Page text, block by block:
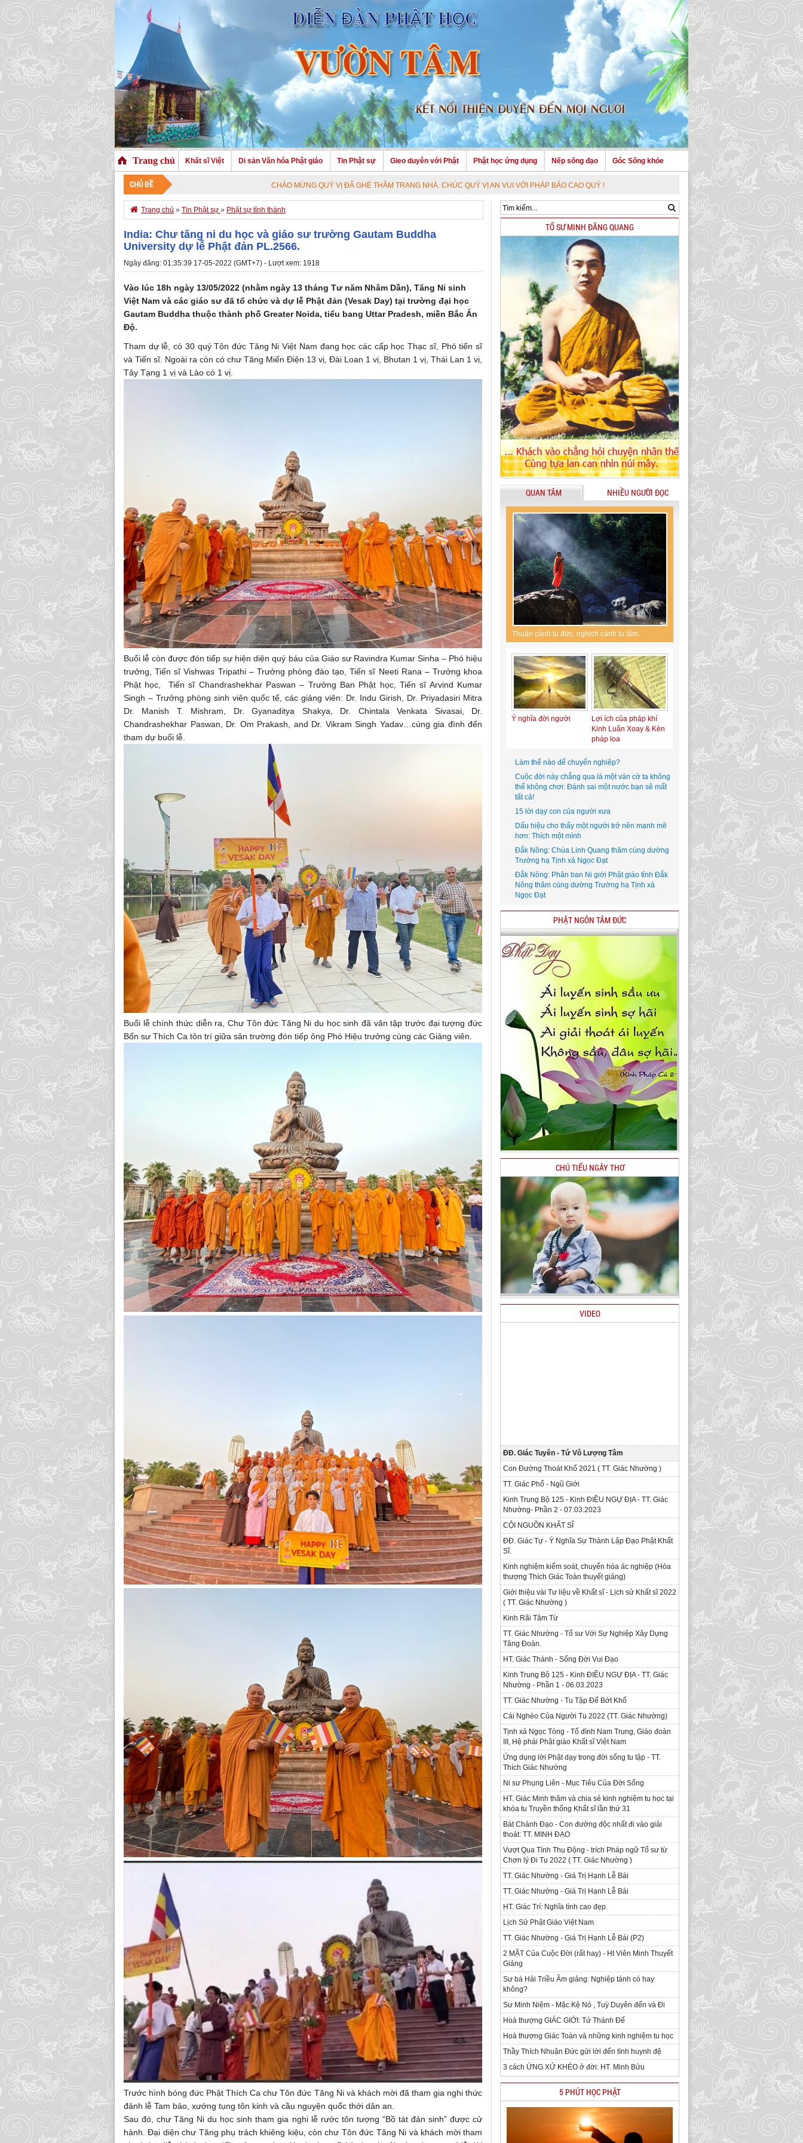
Trang chủ Khất sĩ Việt Di sản Văn hóa Phật giáo Tin Phật sự Gieo duyên với Phật Phật học ứng dụng Nếp sống đạo Góc Sống khỏe
CHỦ ĐỀ CHÀO MỪNG QUÝ VỊ ĐÃ GHÉ THĂM TRANG NHÀ. CHÚC QUÝ VỊ AN VUI VỚI PHÁP BẢO CAO QUÝ !
 Trang chủ » Tin Phật sự » Phật sự tỉnh thành
India: Chư tăng ni du học và giáo sư trường Gautam Buddha
University dự lễ Phật đản PL.2566.
Ngày đăng: 01:35:39 17-05-2022 (GMT+7) - Lượt xem: 1918
Vào lúc 18h ngày 13/05/2022 (nhằm ngày 13 tháng Tư năm Nhâm Dần), Tăng Ni sinh
Việt Nam và các giáo sư đã tổ chức và dự lễ Phật đản (Vesak Day) tại trường đại học
Gautam Buddha thuộc thành phố Greater Noida, tiểu bang Uttar Pradesh, miền Bắc Ấn
Độ.
Tham dự lễ, có 30 quý Tôn đức Tăng Ni Việt Nam đang học các cấp học Thạc sĩ, Phó tiến sĩ
và Tiến sĩ. Ngoài ra còn có chư Tăng Miến Điện 13 vị, Đài Loan 1 vị, Bhutan 1 vị, Thái Lan 1 vị,
Tây Tạng 1 vị và Lào có 1 vị.
Buổi lễ còn được đón tiếp sự hiện diện quý báu của Giáo sư Ravindra Kumar Sinha – Phó hiệu
trưởng, Tiến sĩ Vishwas Tripathi – Trưởng phòng đào tạo, Tiến sĩ Neeti Rana – Trưởng khoa
Phật học, Tiến sĩ Chandrashekhar Paswan – Trưởng Ban Phật học, Tiến sĩ Arvind Kumar
Singh – Trưởng phòng sinh viên quốc tế, các giảng viên: Dr. Indu Girish, Dr. Priyadasiri Mitra
Dr. Manish T. Mishram, Dr. Gyanaditya Shakya, Dr. Chintala Venkata Sivasai, Dr.
Chandrashekhar Paswan, Dr. Om Prakash, and Dr. Vikram Singh Yadav…cùng gia đình đến
tham dự buổi lễ.
Buổi lễ chính thức diễn ra, Chư Tôn đức Tăng Ni du học sinh đã vân tập trước đại tượng đức
Bổn sư Thích Ca tôn trí giữa sân trường đón tiếp ông Phó Hiệu trưởng cùng các Giảng viên.
Trước hình bóng đức Phật Thích Ca chư Tôn đức Tăng Ni và khách mời đã tham gia nghi thức
đảnh lễ Tam bảo, xướng tụng tôn kinh và cầu nguyện quốc thới dân an.
Sau đó, chư Tăng Ni du học sinh tham gia nghi lễ rước tôn tượng “Bồ tát đản sinh” được cử
hành. Đại diện chư Tăng phụ trách khiêng kiệu, còn chư Tôn đức Tăng Ni và khách mời tham
TỔ SƯ MINH ĐĂNG QUANG
QUAN TÂM NHIỀU NGƯỜI ĐỌC
Thuận cảnh tu đức, nghịch cảnh tu tâm.
Ý nghĩa đời người
Lợi ích của pháp khí
Kinh Luân Xoay & Kèn
pháp loa
Làm thế nào để chuyển nghiệp?
Cuộc đời này chẳng qua là một ván cờ ta không
thể không chơi: Đánh sai một nước bạn sẽ mất
tất cả!
15 lời dạy con của người xưa
Dấu hiệu cho thấy một người trở nên mạnh mẽ
hơn: Thích một mình
Đắk Nông: Chùa Linh Quang thăm cúng dường
Trường hạ Tịnh xá Ngọc Đạt
Đắk Nông: Phân ban Ni giới Phật giáo tỉnh Đắk
Nông thăm cúng dường Trường hạ Tịnh xá
Ngọc Đạt
PHẬT NGÔN TÂM ĐỨC
CHÚ TIỂU NGÂY THƠ
VIDEO
ĐĐ. Giác Tuyên - Tứ Vô Lượng Tâm
Con Đường Thoát Khổ 2021 ( TT. Giác Nhường )
TT. Giác Phổ - Ngũ Giới
Kinh Trung Bộ 125 - Kinh ÐIỀU NGỰ ĐỊA - TT. Giác
Nhường- Phần 2 - 07.03.2023
CỘI NGUỒN KHẤT SĨ
ĐĐ. Giác Tự - Ý Nghĩa Sự Thành Lập Đạo Phật Khất
Sĩ.
Kinh nghiệm kiểm soát, chuyển hóa ác nghiệp (Hòa
thượng Thích Giác Toàn thuyết giảng)
Giới thiệu vài Tư liệu về Khất sĩ - Lịch sử Khất sĩ 2022
( TT. Giác Nhường )
Kinh Rãi Tâm Từ
TT. Giác Nhường - Tổ sư Với Sự Nghiệp Xây Dựng
Tăng Đoàn.
HT. Giác Thành - Sống Đời Vui Đạo
Kinh Trung Bộ 125 - Kinh ÐIỀU NGỰ ĐỊA - TT. Giác
Nhường - Phần 1 - 06.03.2023
TT. Giác Nhường - Tu Tập Để Bớt Khổ
Cái Nghèo Của Người Tu 2022 (TT. Giác Nhường)
Tịnh xá Ngọc Tòng - Tổ đình Nam Trung, Giáo đoàn
III, Hệ phái Phật giáo Khất sĩ Việt Nam
Ứng dụng lời Phật dạy trong đời sống tu tập - TT.
Thích Giác Nhường
Ni sư Phụng Liên - Mục Tiêu Của Đời Sống
HT. Giác Minh thăm và chia sẻ kinh nghiệm tu học tại
khóa tu Truyền thống Khất sĩ lần thứ 31
Bát Chánh Đạo - Con đường độc nhất đi vào giải
thoát: TT. MINH ĐẠO
Vượt Qua Tính Thụ Động - trích Pháp ngữ Tổ sư từ
Chơn lý Đi Tu 2022 ( TT. Giác Nhường )
TT. Giác Nhường - Giá Trị Hạnh Lễ Bái
TT. Giác Nhường - Giá Trị Hạnh Lễ Bái
HT. Giác Trí: Nghĩa tình cao đẹp.
Lịch Sử Phật Giáo Việt Nam
TT. Giác Nhường - Giá Trị Hạnh Lễ Bái (P2)
2 MẶT Của Cuộc Đời (rất hay) - Ht Viên Minh Thuyết
Giảng
Sư bà Hải Triều Âm giảng: Nghiệp tánh có hay
không?
Sư Minh Niệm - Mặc Kệ Nó , Tuỳ Duyên đến và Đi
Hoà thượng GIÁC GIỚI: Tứ Thánh Đế
Hoà thượng Giác Toàn và những kinh nghiệm tu học
Thầy Thích Nhuận Đức gửi lời đến tình huynh đệ
3 cách ỨNG XỬ KHÉO ở đời: HT. Minh Bửu
5 PHÚT HỌC PHẬT